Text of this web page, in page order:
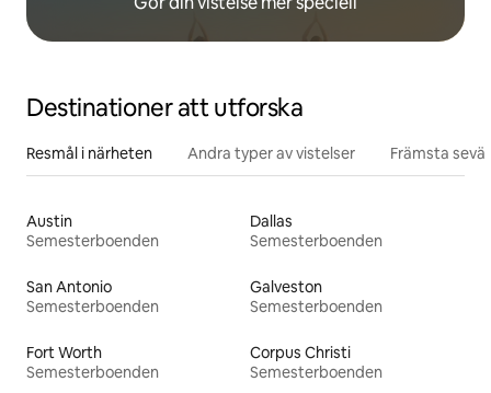
Destinationer att utforska
Resmål i närheten Andra typer av vistelser Främsta
Austin
Semesterboenden
Dallas
Semesterboenden
San Antonio
Semesterboenden
Galveston
Semesterboenden
Fort Worth
Semesterboenden
Corpus Christi
Semesterboenden